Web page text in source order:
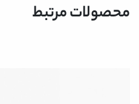
محصولات مرتبط